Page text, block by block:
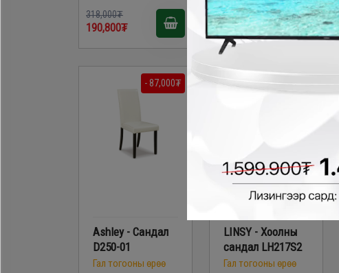
318,000₮
190,800₮
348,000₮
226,200₮
- 87,000₮
Ashley - Сандал
D250-01
Гал тогооны өрөө
- 183,200₮
LINSY - Хоолны
сандал LH217S2
Гал тогооны өрөө